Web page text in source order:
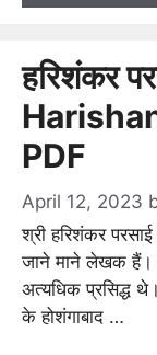
हरिशंकर
PDF
April 12, 2023
श्री हरिशंकर
जाने माने लेखक हैं।
अत्यधिक प्रसिद्ध
के होशंगाबाद …